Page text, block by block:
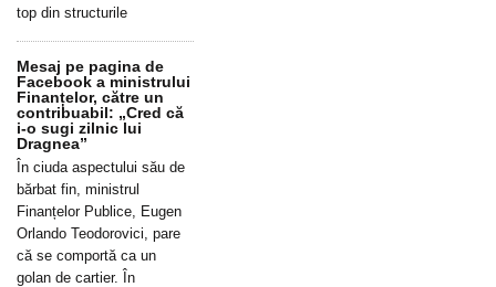
top din structurile
Mesaj pe pagina de
Facebook a ministrului
Finanțelor, către un
contribuabil: „Cred că
i-o sugi zilnic lui
Dragnea”
În ciuda aspectului său de
bărbat fin, ministrul
Finanțelor Publice, Eugen
Orlando Teodorovici, pare
că se comportă ca un
golan de cartier. În